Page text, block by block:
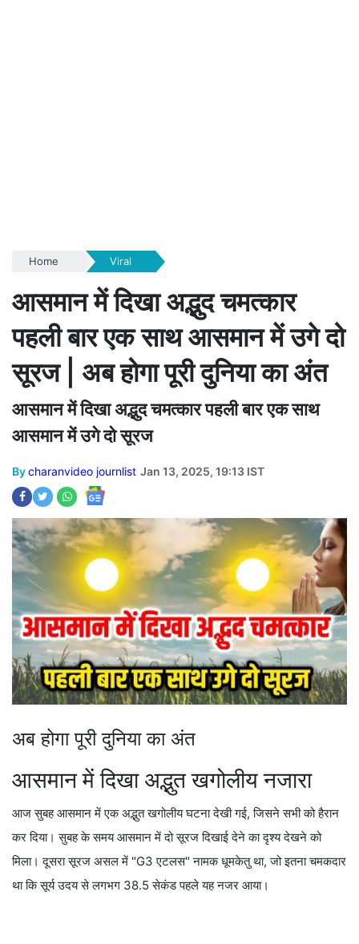
Home Viral
आसमान में दिखा अद्भुद चमत्कार
पहली बार एक साथ आसमान में उगे दो
सूरज | अब होगा पूरी दुनिया का अंत
आसमान में दिखा अद्भुद चमत्कार पहली बार एक साथ
आसमान में उगे दो सूरज
Bycharanvideo journlist Jan 13, 2025, 19:13 IST
अब होगा पूरी दुनिया का अंत
आसमान में दिखा अद्भुत खगोलीय नजारा
आज सुबह आसमान में एक अद्भुत खगोलीय घटना देखी गई, जिसने सभी को हैरान
कर दिया। सुबह के समय आसमान में दो सूरज दिखाई देने का दृश्य देखने को
मिला। दूसरा सूरज असल में "G3 एटलस" नामक धूमकेतु था, जो इतना चमकदार
था कि सूर्य उदय से लगभग 38.5 सेकंड पहले यह नजर आया।